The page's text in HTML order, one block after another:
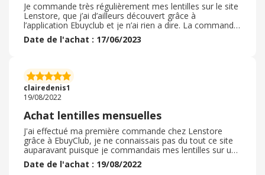
Je commande très régulièrement mes lentilles sur le site
Lenstore, que j’ai d’ailleurs découvert grâce à
l’application Ebuyclub et je n’ai rien a dire. La commande
et la livraison sont rapides, et surtout, les tarifs pratiqués
sont plus bas que chez l’opticien et aussi que sur les
de lentilles et selon les différentes problématiques (
myopie, etc) . Je ne peux que recommander ce site à
tous !
Date de l'achat : 17/06/2023
clairedenis1
19/08/2022
Achat lentilles mensuelles
J'ai effectué ma première commande chez Lenstore
grâce à EbuyClub, je ne connaissais pas du tout ce site
auparavant puisque je commandais mes lentilles sur un
site concurrent. La commande était parfaitement
conforme à mes attentes, et les lentilles ont été reçues
Date de l'achat : 19/08/2022